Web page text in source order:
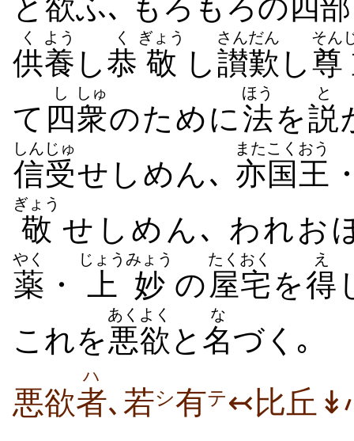
と 欲ふ､ もろもろの 四部
供
く
養
よう
し恭
く
敬
ぎょう
し讃歎
さんだん
し尊
そん
て 四
し
衆
しゅ
のために法
ほう
を説
と
信受
しんじゅ
せしめん､ 亦
また
国王
こくおう
敬
ぎょう
せしめん､ われお
薬
やく
・ 上妙
じょうみょう
の 屋宅
たくおく
を得
え
これを悪欲
あくよく
と 名
な
づく｡
悪欲者
ハ
､若シ有テ↢比丘↡